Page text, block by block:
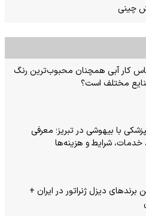
چینی
کار آبی همچنان محبوب‌ترین رنگ
مختلف است؟
با بیهوشی در تبریز؛ معرفی
خدمات، شرایط و هزینه‌ها
برندهای دیزل ژنراتور در ایران +